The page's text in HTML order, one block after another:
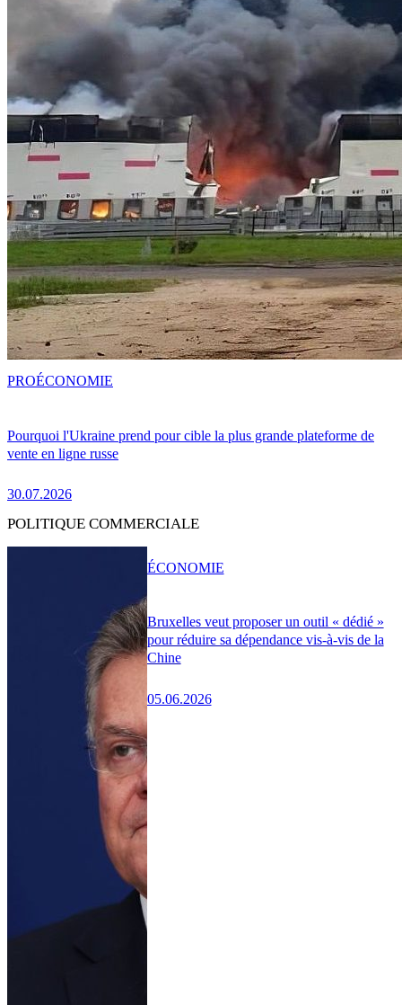
Pourquoi l'Ukraine prend pour cible la plus grande plateforme de
vente en ligne russe
30.07.2026
PROÉCONOMIE
POLITIQUE COMMERCIALE
Bruxelles veut proposer un outil « dédié »
pour réduire sa dépendance vis-à-vis de la
Chine
05.06.2026
ÉCONOMIE